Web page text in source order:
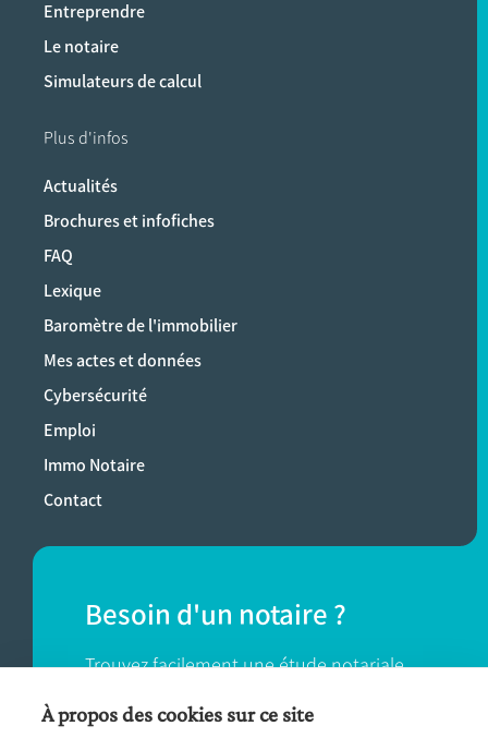
Entreprendre
Le notaire
Simulateurs de calcul
Plus d'infos
Actualités
Brochures et infofiches
FAQ
Lexique
Baromètre de l'immobilier
Mes actes et données
Cybersécurité
Emploi
Immo Notaire
Contact
Besoin d'un notaire ?
Trouvez facilement une étude notariale
près de chez vous.
À propos des cookies sur ce site